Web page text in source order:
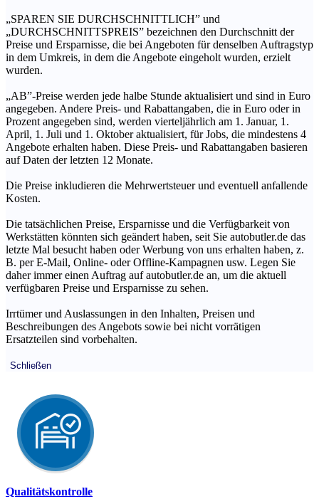
„SPAREN SIE DURCHSCHNITTLICH” und
„DURCHSCHNITTSPREIS” bezeichnen den Durchschnitt der
Preise und Ersparnisse, die bei Angeboten für denselben Auftragstyp
in dem Umkreis, in dem die Angebote eingeholt wurden, erzielt
wurden.
„AB”-Preise werden jede halbe Stunde aktualisiert und sind in Euro
angegeben. Andere Preis- und Rabattangaben, die in Euro oder in
Prozent angegeben sind, werden vierteljährlich am 1. Januar, 1.
April, 1. Juli und 1. Oktober aktualisiert, für Jobs, die mindestens 4
Angebote erhalten haben. Diese Preis- und Rabattangaben basieren
auf Daten der letzten 12 Monate.
Die Preise inkludieren die Mehrwertsteuer und eventuell anfallende
Kosten.
Die tatsächlichen Preise, Ersparnisse und die Verfügbarkeit von
Werkstätten könnten sich geändert haben, seit Sie autobutler.de das
letzte Mal besucht haben oder Werbung von uns erhalten haben, z.
B. per E-Mail, Online- oder Offline-Kampagnen usw. Legen Sie
daher immer einen Auftrag auf autobutler.de an, um die aktuell
verfügbaren Preise und Ersparnisse zu sehen.
Irrtümer und Auslassungen in den Inhalten, Preisen und
Beschreibungen des Angebots sowie bei nicht vorrätigen
Ersatzteilen sind vorbehalten.
Schließen
Qualitätskontrolle